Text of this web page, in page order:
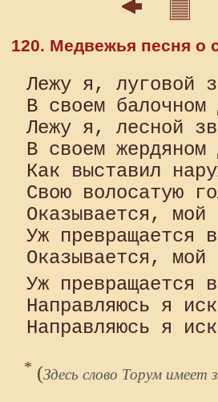
120. Медвежья песня о
Лежу я, луговой
В своем
Лежу я, лесной
В своем
Как выставил
Свою волосатую
Оказывается,
Уж превращается
Оказывается,
Уж превращается
Направляюсь я
* (Здесь слово Торум имеет